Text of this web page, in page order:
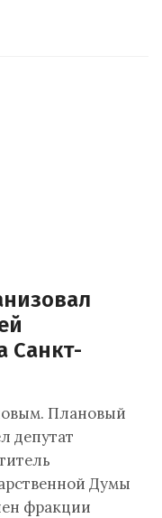
Санкт-
Плановый
депутат
Думы
фракции